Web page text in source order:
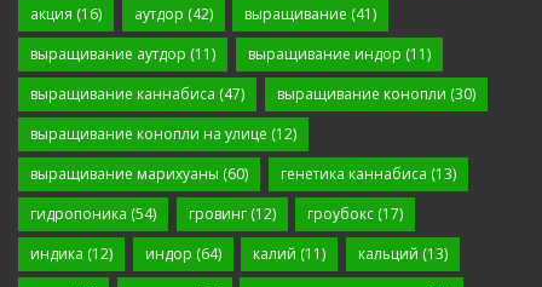
акция (16) аутдор (42) выращивание (41)
выращивание аутдор (11) выращивание индор (11)
выращивание каннабиса (47) выращивание конопли (30)
выращивание конопли на улице (12)
выращивание марихуаны (60) генетика каннабиса (13)
гидропоника (54) гровинг(12) гроубокс (17)
индика (12) индор (64) калий (11) кальций (13)